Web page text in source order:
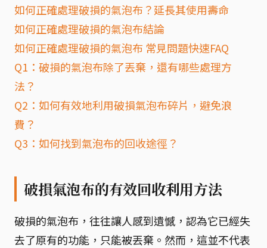
如何正確處理破損的氣泡布？延長其使用壽命
如何正確處理破損的氣泡布結論
如何正確處理破損的氣泡布 常見問題快速FAQ
Q1：破損的氣泡布除了丟棄，還有哪些處理方
法？
Q2：如何有效地利用破損氣泡布碎片，避免浪
費？
Q3：如何找到氣泡布的回收途徑？
破損氣泡布的有效回收利用方法
破損的氣泡布，往往讓人感到遺憾，認為它已經失
去了原有的功能，只能被丟棄。然而，這並不代表